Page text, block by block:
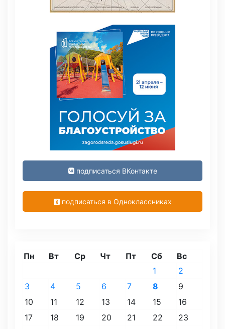
подписаться ВКонтакте
подписаться в Одноклассниках
Пн Вт Ср Чт Пт Сб
Вс
1
2
3
4 5 6 7 8
9
10
11 12 13 14 15
16
17
18 19 20 21 22
23